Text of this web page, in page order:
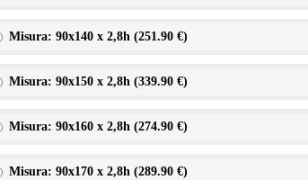
Misura: 90x140 x 2,8h (251.90 €)
Misura: 90x150 x 2,8h (339.90 €)
Misura: 90x160 x 2,8h (274.90 €)
Misura: 90x170 x 2,8h (289.90 €)